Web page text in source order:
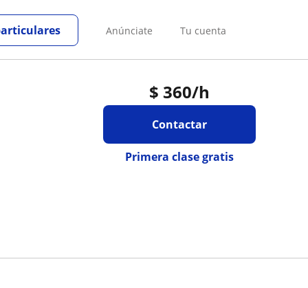
Anúnciate Tu cuenta
$ 360/h
Contactar
Primera clase gratis